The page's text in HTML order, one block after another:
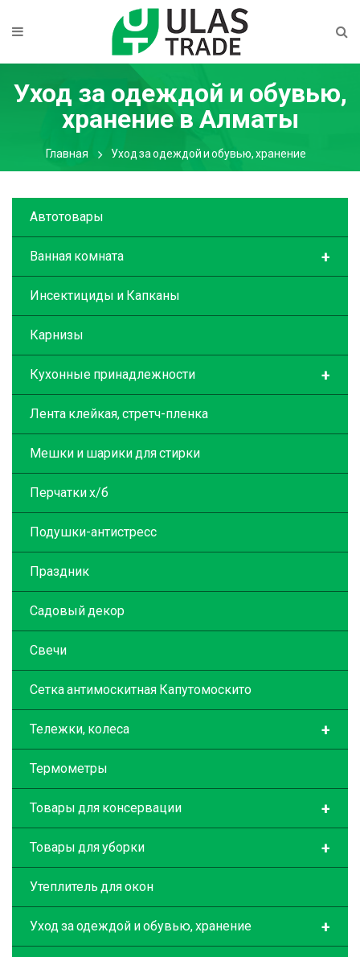
Уход за одеждой и обувью,
хранениев Алматы
Главная Уход за одеждой и обувью, хранение
Автотовары
+
Ванная комната
Инсектициды и Капканы
Карнизы
+
Кухонные принадлежности
Лента клейкая, стретч-пленка
Мешки и шарики для стирки
Перчатки х/б
Подушки-антистресс
Праздник
Садовый декор
Свечи
Сетка антимоскитная Капутомоскито
+
Тележки, колеса
Термометры
+
Товары для консервации
+
Товары для уборки
Утеплитель для окон
+
Уход за одеждой и обувью, хранение